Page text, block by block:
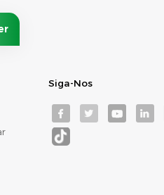
Siga-Nos